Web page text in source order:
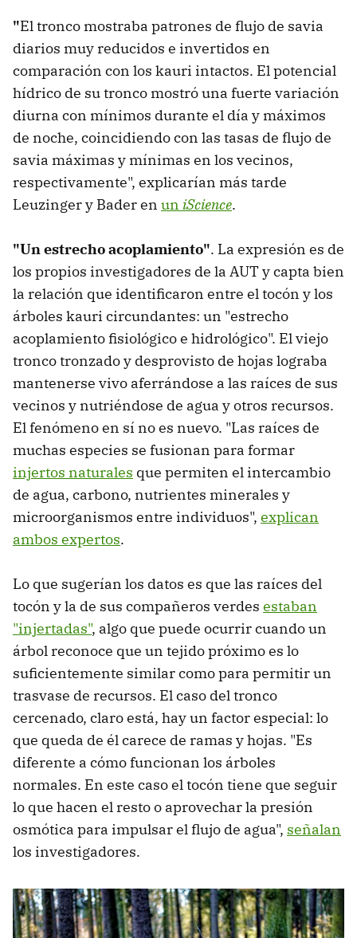
"El tronco mostraba patrones de flujo de savia
diarios muy reducidos e invertidos en
comparación con los kauri intactos. El potencial
hídrico de su tronco mostró una fuerte variación
diurna con mínimos durante el día y máximos
de noche, coincidiendo con las tasas de flujo de
savia máximas y mínimas en los vecinos,
respectivamente", explicarían más tarde
Leuzinger y Bader en un iScience.
"Un estrecho acoplamiento". La expresión es de
los propios investigadores de la AUT y capta bien
la relación que identificaron entre el tocón y los
árboles kauri circundantes: un "estrecho
acoplamiento fisiológico e hidrológico". El viejo
tronco tronzado y desprovisto de hojas lograba
mantenerse vivo aferrándose a las raíces de sus
vecinos y nutriéndose de agua y otros recursos.
El fenómeno en sí no es nuevo. "Las raíces de
muchas especies se fusionan para formar
injertos naturales que permiten el intercambio
de agua, carbono, nutrientes minerales y
microorganismos entre individuos", explican
ambos expertos.
Lo que sugerían los datos es que las raíces del
tocón y la de sus compañeros verdes estaban
"injertadas", algo que puede ocurrir cuando un
árbol reconoce que un tejido próximo es lo
suficientemente similar como para permitir un
trasvase de recursos. El caso del tronco
cercenado, claro está, hay un factor especial: lo
que queda de él carece de ramas y hojas. "Es
diferente a cómo funcionan los árboles
normales. En este caso el tocón tiene que seguir
lo que hacen el resto o aprovechar la presión
osmótica para impulsar el flujo de agua", señalan
los investigadores.